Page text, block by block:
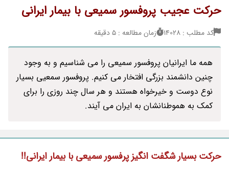
حرکت عجیب پروفسور سمیعی با بیمار ایرانی
کد مطلب : 14028 زمان مطالعه : 5 دقیقه
همه ما ایرانیان پروفسور سمیعی را می شناسیم و به وجود
چنین دانشمند بزرگی افتخار می کنیم. پروفسور سمعیی بسیار
نوع دوست و خیرخواه هستند و هر سال چند روزی را برای
کمک به هموطنانشان به ایران می آیند.
حرکت بسیار شگفت انگیز پرفسور سمیعی با بیمار ایرانی!!